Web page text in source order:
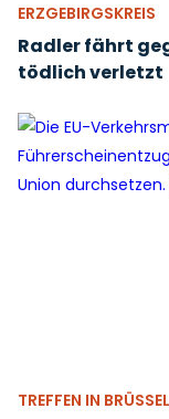
ERZGEBIRGSKREIS
Radler fährt
tödlich verletzt
TREFFEN IN BRÜSSEL